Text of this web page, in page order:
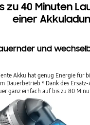
zu 40 Minuten
einer
und
Akku hat genug Energie für
Dauerbetrieb.* Dank des
ganz einfach auf bis zu 80